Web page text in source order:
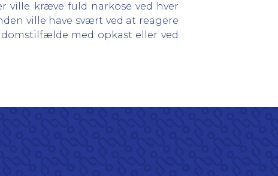
ville kræve fuld narkose ved hver
ville have svært ved at reagere
med opkast eller ved